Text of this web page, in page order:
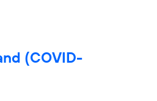
(COVID-